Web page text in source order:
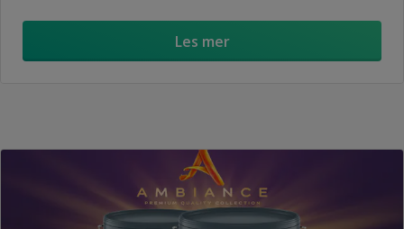
Les mer